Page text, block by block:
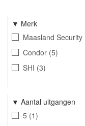
Merk
Maasland Security
Condor 5
SHI 3
Aantal uitgangen
5 1